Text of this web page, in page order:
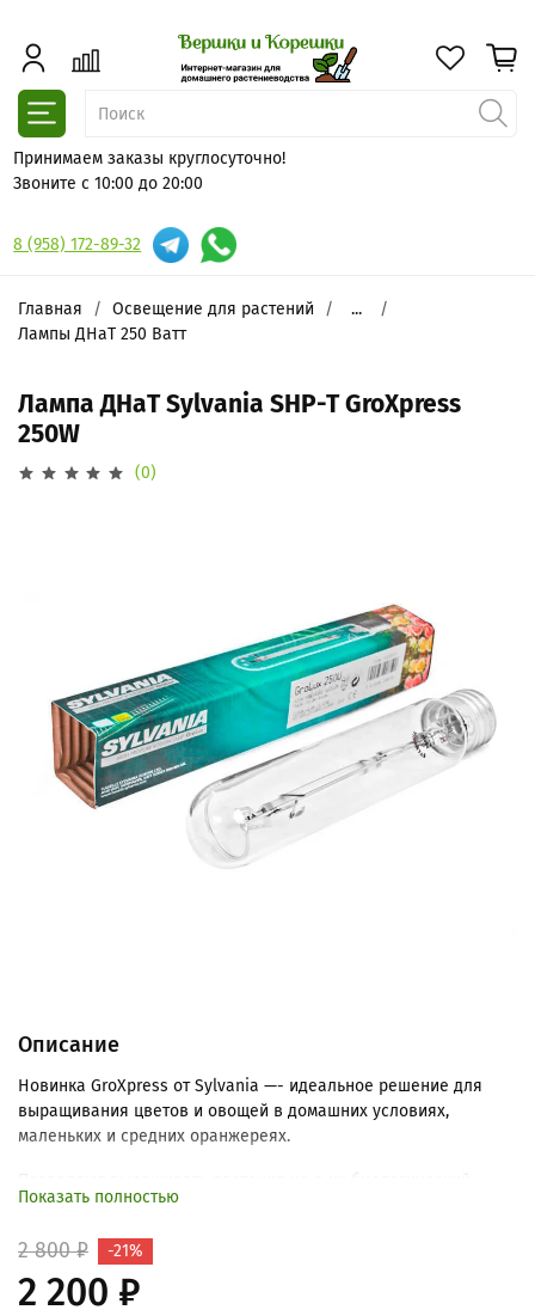
Принимаем заказы круглосуточно!
Звоните с 10:00 до 20:00
8 (958) 172-89-32
Главная Освещение для растений
...
Лампы ДНаТ 250 Ватт
Лампа ДНаТ Sylvania SHP-T GroXpress
250W
(0)
Описание
Новинка GroXpress от Sylvania —- идеальное решение для
выращивания цветов и овощей в домашних условиях,
маленьких и средних оранжереях.
сезон.
Оптимизированы высокими показателями фотолюменов, а их
световой спектр максимизирует выработку красного света,
который необходим для роста растений.
Показать полностью
2 800 ₽
2 200 ₽
-21%